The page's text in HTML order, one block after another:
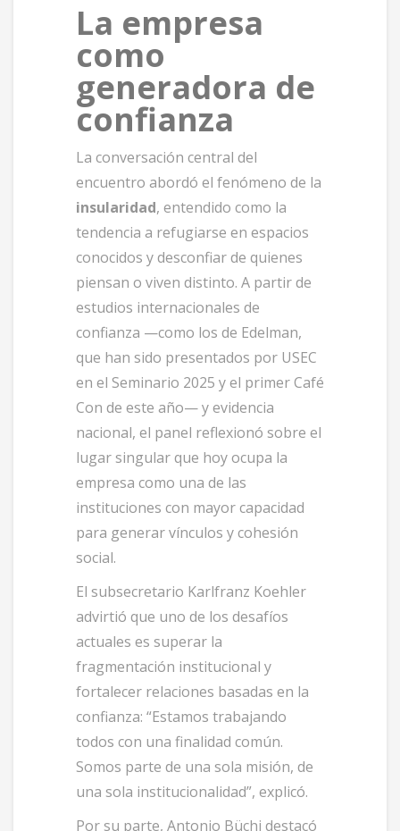
La empresa
como
generadora de
confianza
La conversación central del
encuentro abordó el fenómeno de la
insularidad, entendido como la
tendencia a refugiarse en espacios
conocidos y desconfiar de quienes
piensan o viven distinto. A partir de
estudios internacionales de
confianza —como los de Edelman,
que han sido presentados por USEC
en el Seminario 2025 y el primer Café
Con de este año— y evidencia
nacional, el panel reflexionó sobre el
lugar singular que hoy ocupa la
empresa como una de las
instituciones con mayor capacidad
para generar vínculos y cohesión
social.
El subsecretario Karlfranz Koehler
advirtió que uno de los desafíos
actuales es superar la
fragmentación institucional y
fortalecer relaciones basadas en la
confianza: “Estamos trabajando
todos con una finalidad común.
Somos parte de una sola misión, de
una sola institucionalidad”, explicó.
Por su parte, Antonio Büchi destacó